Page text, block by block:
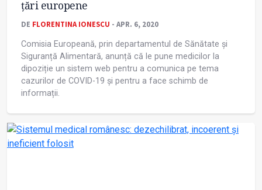
țări europene
DE FLORENTINA IONESCU - APR. 6, 2020
Comisia Europeană, prin departamentul de Sănătate și
Siguranță Alimentară, anunță că le pune medicilor la
dipoziție un sistem web pentru a comunica pe tema
cazurilor de COVID-19 și pentru a face schimb de
informații.